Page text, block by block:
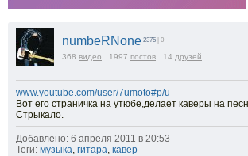
numbeRNone 2375 | 0
368 видео 1997 постов 14 друзей
www.youtube.com/user/7umoto#p/u
Вот его страничка на утюбе,делает каверы на
Стрыкало.
Добавлено: 6 апреля 2011 в 20:53
Теги: музыка, гитара, кавер